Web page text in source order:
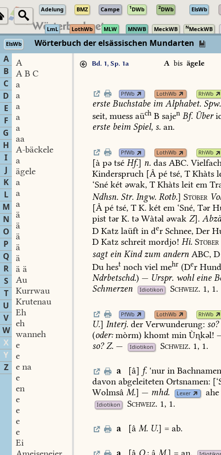
Adelung BMZ Campe 1DWb 2DWb ElsWb
LmL LothWb MLW MNWB MeckWB NMeckWB
ElsWb
Wörterbuch der elsässischen Mundarten
A
B
C
D
E
F
G
H
I
J
K
L
M
N
O
P
Q
R
S
T
U
V
W
X
Y
Z
A
A B C
a
a
a
a
a
aa
A-bäckele
a
ägele
a
a
a
ä
ä
ä
ä
ä
ä ä
Au
Kurrwau
Krutenau
Eh
eh
wanneh
e
e
e na
e
en
e
e
e
e
Ei
Bd. 1, Sp. 1a Abis ägele
PfWb LothWb RhWb
erste Buchstabe im Alphabet. Spw.
seit, muess aüch B sajen Bf. Über
erste beim Spiel, s. an.
PfWb LothWb RhWb
[à pə tsé Hf.] n. das ABC.
Kinderspruch [Â pé tsé, TKhàts
‘Sné két əwak, TKhàts leit em
Ndhsn. Str. Ingw. Rotb.] Stöber
[Â pé tsé, TK. két em ‘Sné, Tər
pist tər K. tə Wàtəl əwak Z].
D Katz laüft in der Schnee, Der
D Katz schreit mordjo! Hi. Stöber
sagtein Kindzum andern ABC, D
Du hest noch viel mehr (Der
Ndrbetschd.) — Urspr. wohleine
Schmerzen
Idiotikon Schweiz. 1,1.
PfWb LothWb RhWb
U.] Interj. der Verwunderung: so?
(oder:mòrm) khomt min Ùkəl!
so? Z. — Idiotikon Schweiz. 1,1.
a [â] f. 'nurinBachnamen
davon abgeleiteten Ortsnamen:
Wolmsâ M.] — mhd. Lexer ahe
Idiotikon Schweiz. 1,1.
a [â M.U.] =ab.